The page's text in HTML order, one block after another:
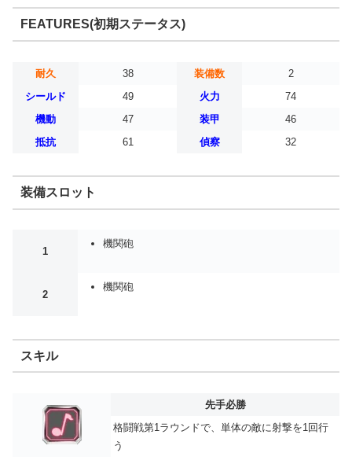
FEATURES(初期ステータス)
耐久 38 装備数
2
シールド
49 火力
74
機動
47 装甲
46
抵抗
61 偵察 32
装備スロット
1
機関砲
2
機関砲
スキル
先手必勝
格闘戦第1ラウンドで、単体の敵に射撃を1回行
う